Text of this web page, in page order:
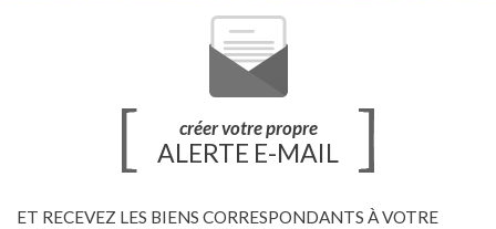
créer votre propre
ALERTE E-MAIL
ET RECEVEZ LES BIENS CORRESPONDANTS À VOTRE